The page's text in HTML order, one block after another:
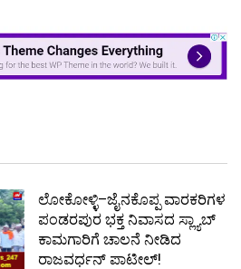
ಲೋಕೋಳ್ಳಿ–ಜೈನಕೊಪ್ಪ ವಾರಕರಿಗಳ
ಪಂಡರಪುರ ಭಕ್ತ ನಿವಾಸದ ಸ್ಲ್ಯಾಬ್
ಕಾಮಗಾರಿಗೆ ಚಾಲನೆ ನೀಡಿದ
ರಾಜವರ್ಧನ್ ಪಾಟೀಲ್!